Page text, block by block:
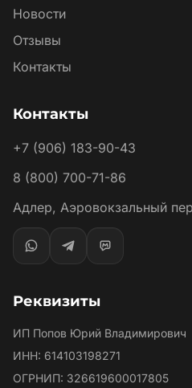
Новости
Отзывы
Контакты
Контакты
+7 (906) 183-90-43
8 (800) 700-71-86
Адлер, Аэровокзальный
Реквизиты
ИП Попов Юрий Владимирович
ИНН: 614103198271
ОГРНИП: 326619600017805